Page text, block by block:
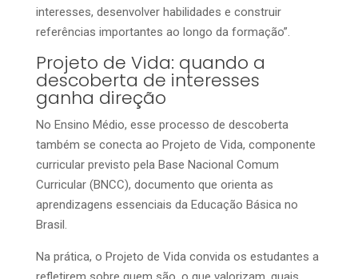
interesses, desenvolver habilidades e construir
referências importantes ao longo da formação”.
Projeto de Vida: quando a
descoberta de interesses
ganha direção
No Ensino Médio, esse processo de descoberta
também se conecta ao Projeto de Vida, componente
curricular previsto pela Base Nacional Comum
Curricular (BNCC), documento que orienta as
aprendizagens essenciais da Educação Básica no
Brasil.
Na prática, o Projeto de Vida convida os estudantes a